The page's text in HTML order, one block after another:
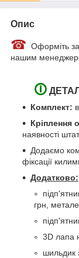
Опис
☎ Оформіть
нашим
🛈
Комплект:
Кріплення
наявності
Додаємо
фіксації
Додатково:
грн,
3D лапа
шильдик